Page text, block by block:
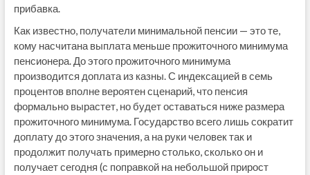
прибавка.
Как известно, получатели минимальной пенсии — это те,
кому насчитана выплата меньше прожиточного минимума
пенсионера. До этого прожиточного минимума
производится доплата из казны. С индексацией в семь
процентов вполне вероятен сценарий, что пенсия
формально вырастет, но будет оставаться ниже размера
прожиточного минимума. Государство всего лишь сократит
доплату до этого значения, а на руки человек так и
продолжит получать примерно столько, сколько он и
получает сегодня (с поправкой на небольшой прирост